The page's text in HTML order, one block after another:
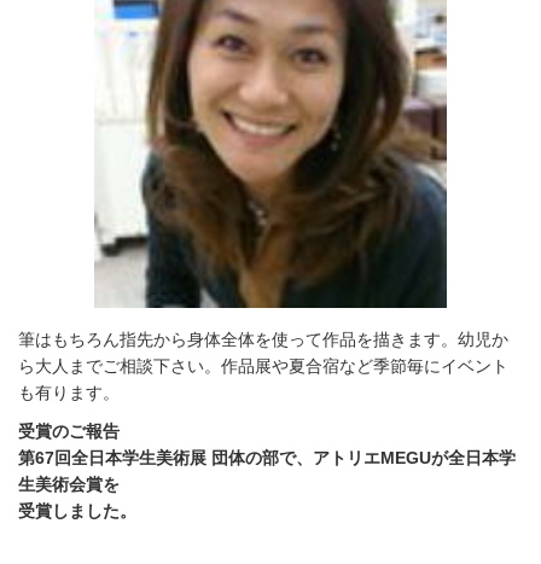
筆はもちろん指先から身体全体を使って作品を描きます。幼児か
ら大人までご相談下さい。作品展や夏合宿など季節毎にイベント
も有ります。
受賞のご報告
第67回全日本学生美術展 団体の部で、アトリエMEGUが全日本学
生美術会賞を
受賞しました。